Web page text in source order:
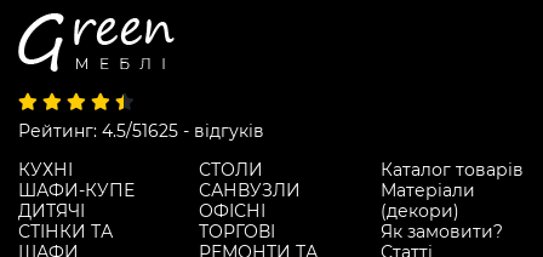
Рейтинг: 4.5/51625 - відгуків
КУХНІ
ШАФИ-КУПЕ
ДИТЯЧІ
СТІНКИ ТА
ШАФИ
СТОЛИ
САНВУЗЛИ
ОФІСНІ
ТОРГОВІ
РЕМОНТИ ТА
Каталог товарів
Матеріали
(декори)
Як замовити?
Статті